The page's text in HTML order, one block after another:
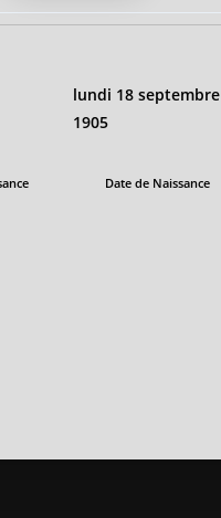
lundi 18 septembre
1905
Date de Naissance